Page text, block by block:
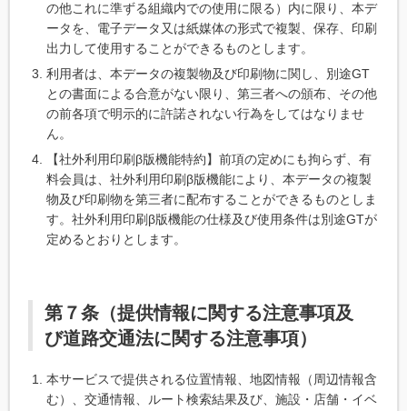
の他これに準ずる組織内での使用に限る）内に限り、本デ
ータを、電子データ又は紙媒体の形式で複製、保存、印刷
出力して使用することができるものとします。
利用者は、本データの複製物及び印刷物に関し、別途GT
との書面による合意がない限り、第三者への頒布、その他
の前各項で明示的に許諾されない行為をしてはなりませ
ん。
【社外利用印刷β版機能特約】前項の定めにも拘らず、有
料会員は、社外利用印刷β版機能により、本データの複製
物及び印刷物を第三者に配布することができるものとしま
す。社外利用印刷β版機能の仕様及び使用条件は別途GTが
定めるとおりとします。
第７条（提供情報に関する注意事項及
び道路交通法に関する注意事項）
本サービスで提供される位置情報、地図情報（周辺情報含
む）、交通情報、ルート検索結果及び、施設・店舗・イベ